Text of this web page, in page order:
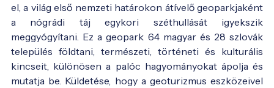
el, a világ első nemzeti határokon átívelő geoparkjaként
a nógrádi táj egykori széthullását igyekszik
meggyógyítani. Ez a geopark 64 magyar és 28 szlovák
település földtani, természeti, történeti és kulturális
kincseit, különösen a palóc hagyományokat ápolja és
mutatja be. Küldetése, hogy a geoturizmus eszközeivel